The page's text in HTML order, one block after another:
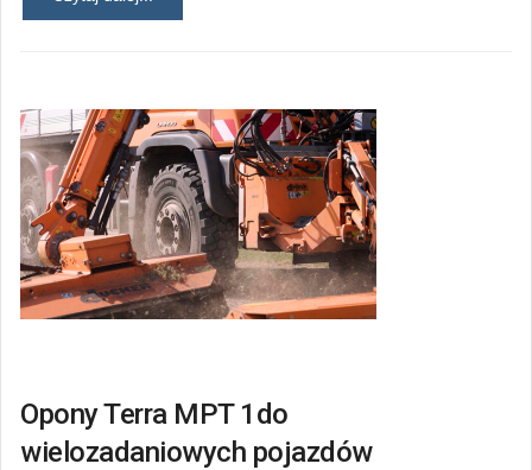
Opony Terra MPT 1do
wielozadaniowych pojazdów